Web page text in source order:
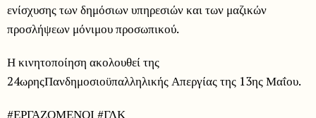
ενίσχυσης των δημόσιων υπηρεσιών και των μαζικών
προσλήψεων μόνιμου προσωπικού.
Η κινητοποίηση ακολουθεί της
24ωρηςΠανδημοσιοϋπαλληλικής Απεργίας της 13ης Μαΐου.
#ΕΡΓΑΖΟΜΕΝΟΙ #ΓΛΚ